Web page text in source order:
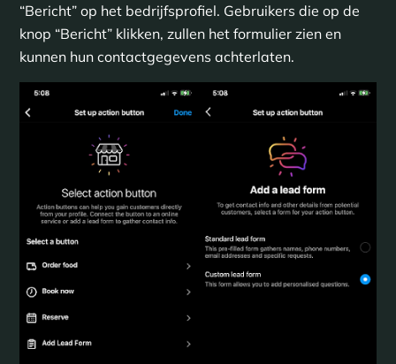
“Bericht” op het bedrijfsprofiel. Gebruikers die op de
knop “Bericht” klikken, zullen het formulier zien en
kunnen hun contactgegevens achterlaten.